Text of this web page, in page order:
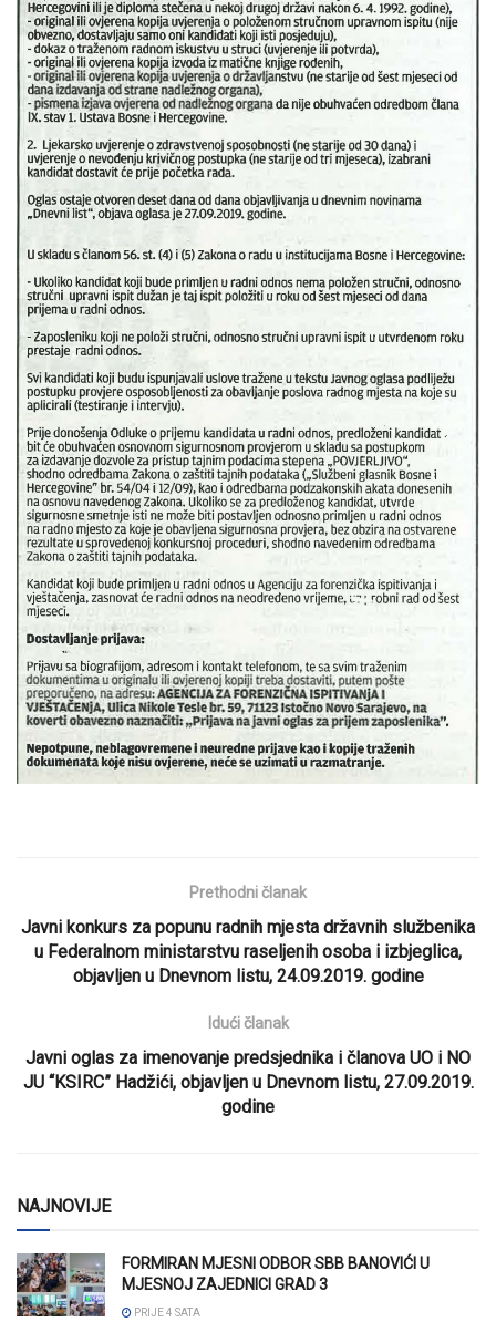
Prethodni članak
Javni konkurs za popunu radnih mjesta državnih službenika
u Federalnom ministarstvu raseljenih osoba i izbjeglica,
objavljen u Dnevnom listu, 24.09.2019. godine
Idući članak
Javni oglas za imenovanje predsjednika i članova UO i NO
JU “KSIRC” Hadžići, objavljen u Dnevnom listu, 27.09.2019.
godine
NAJNOVIJE
FORMIRAN MJESNI ODBOR SBB BANOVIĆI U
MJESNOJ ZAJEDNICI GRAD 3
PRIJE 4 SATA